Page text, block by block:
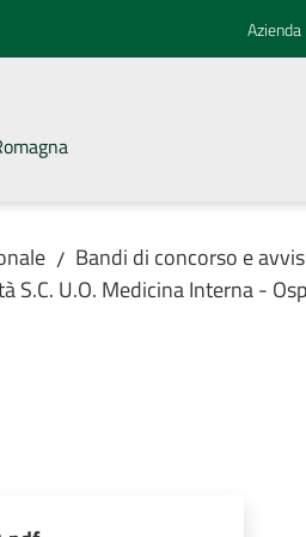
Azienda
/ Bandi di concorso e
U.O. Medicina Interna -